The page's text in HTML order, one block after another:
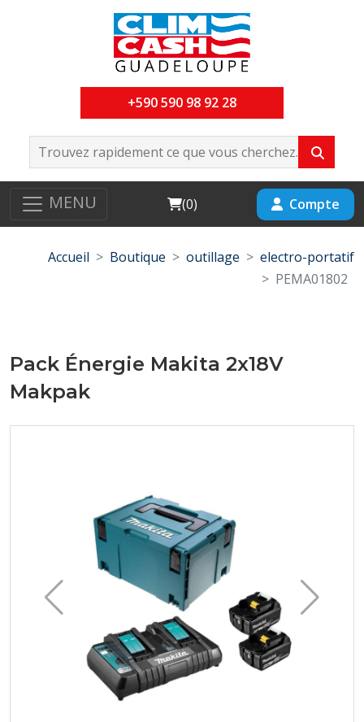
+590 590 98 92 28
MENU Cart
(0) Compte
Accueil Boutique outillage
electro-portatif
PEMA01802
Pack Énergie Makita 2x18V
Makpak